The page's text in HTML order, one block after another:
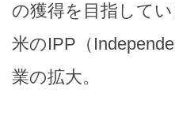
の獲得を目指して
米のIPP（
業の拡大。